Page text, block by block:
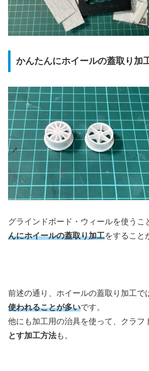
かんたんにホイールの蓋取り加
グラインドボード・ウィールを使うこ
んにホイールの蓋取り加工をすること
前述の通り、ホイールの蓋取り加工で
使われることが多いです。
他にも加工用の治具を使って、クラフ
とす加工方法も。